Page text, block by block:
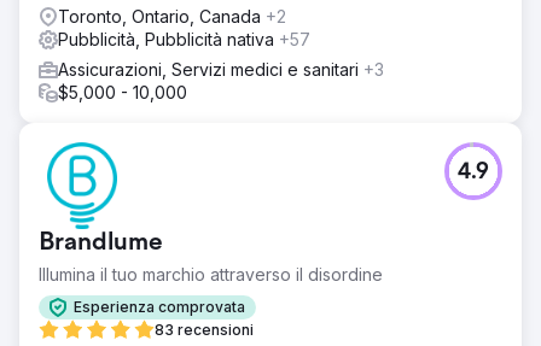
nella whitelist per le conversioni di visite in negozio. Ciò ci
ha permesso di misurare/ottimizzare le conversioni e
misurare il ROI per gli acquisti in sala.
Risultato
prodotto un aumento del 15%. Le nostre campagne e gli
strumenti di misurazione avanzati hanno rivelato il
comportamento e le tendenze dei consumatori. Abbiamo
scoperto che il 20% degli utenti utilizzava più dispositivi e
il 66% degli utenti effettuava ricerche online ma pagava
di persona.
Vai alla pagina agenzia
Toronto, Ontario, Canada +2
Pubblicità, Pubblicità nativa +57
Assicurazioni, Servizi medici e sanitari +3
$5,000 - 10,000
Brandlume
Illumina il tuo marchio attraverso il disordine
Esperienza comprovata
83 recensioni
4.9